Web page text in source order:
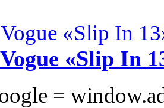
«Slip In
=